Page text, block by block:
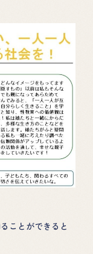
ことができると